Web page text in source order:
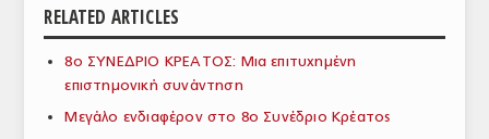
ΕΜΠΟΡΙΚΟΣ ΚΑΤΑΛΟΓΟΣ
ΠΑΡΑΓΩΓΗ & ΕΜΠΟΡΙΑ
ΣΦΑΓΕΙΑ
RELATED ARTICLES
8ο ΣΥΝΕΔΡΙΟ ΚΡΕΑΤΟΣ: Μια επιτυχημένη
επιστημονική συνάντηση
Μεγάλο ενδιαφέρον στο 8ο Συνέδριο Κρέατος